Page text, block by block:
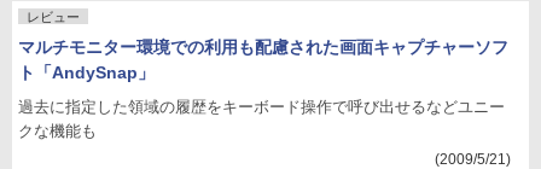
レビュー
マルチモニター環境での利用も配慮された画面キャプチャーソフ
ト「AndySnap」
過去に指定した領域の履歴をキーボード操作で呼び出せるなどユニー
クな機能も
(2009/5/21)